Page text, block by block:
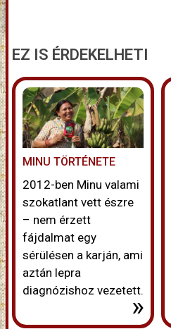
EZ IS ÉRDEKELHETI
MINU TÖRTÉNETE
2012-ben Minu valami
szokatlant vett észre
– nem érzett
fájdalmat egy
sérülésen a karján, ami
aztán lepra
diagnózishoz vezetett.
»